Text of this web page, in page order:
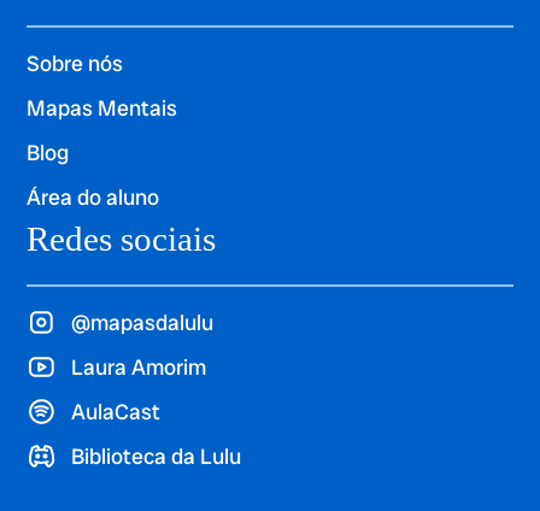
Sobre nós
Mapas Mentais
Blog
Área do aluno
Redes sociais
@mapasdalulu
Laura Amorim
AulaCast
Biblioteca da Lulu